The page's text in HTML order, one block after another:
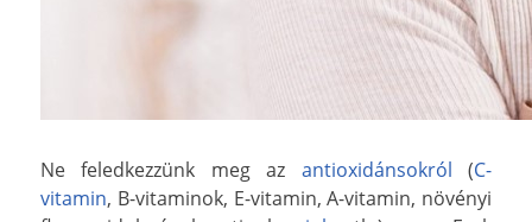
Ne feledkezzünk meg az antioxidánsokról (C-
vitamin, B-vitaminok, E-vitamin, A-vitamin, növényi